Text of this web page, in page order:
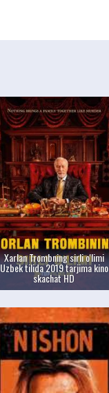
Xarlan Trombning sirli o'limi
Uzbek tilida 2019 tarjima kino
skachat HD